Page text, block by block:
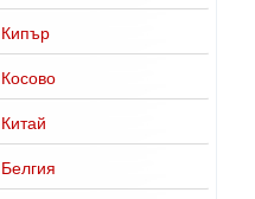
Кипър
Косово
Китай
Белгия